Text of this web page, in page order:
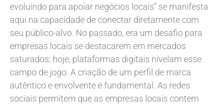
evoluindo para apoiar negócios locais” se manifesta
aqui na capacidade de conectar diretamente com
seu público-alvo. No passado, era um desafio para
empresas locais se destacarem em mercados
saturados; hoje, plataformas digitais nivelam esse
campo de jogo. A criação de um perfil de marca
autêntico e envolvente é fundamental. As redes
sociais permitem que as empresas locais contem